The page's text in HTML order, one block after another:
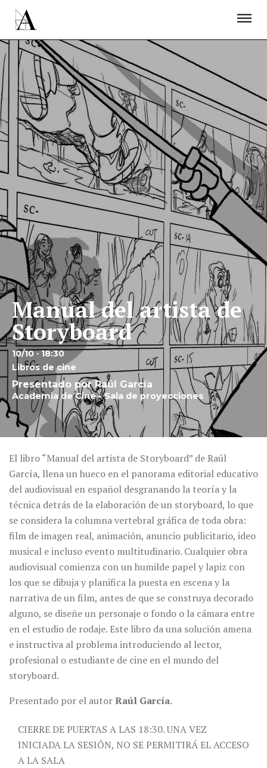
Manual del artista de
Storyboard
10/10 · 18:30
Libros de cine
Presentado por Raúl García
Academia de Cine - Sala de proyecciones
El libro “Manual del artista de Storyboard” de Raúl
García, llena un hueco en el panorama editorial educativo
del audiovisual en español desgranando la teoría y la
técnica detrás de la elaboración de un storyboard, lo que
se considera la columna vertebral gráfica de toda obra:
film de imagen real, animación, anuncio publicitario, ideo
musical e incluso evento multitudinario. Cualquier obra
audiovisual comienza con un humilde papel y lapiz con
los que se dibuja y planifica la puesta en escena y la
narrativa de un film, antes de que se construya decorado
alguno, se diseñe un personaje o fondo o la cámara entre
en el estudio de rodaje. Este libro da una solución amena
e instructiva al problema introduciendo al lector,
profesional o estudiante de cine en el mundo del
storyboard.
Presentado por el autorRaúl García.
CIERRE DE PUERTAS A LAS 18:30. UNA VEZ
INICIADA LA SESIÓN, NO SE PERMITIRÁ EL ACCESO
A LA SALA
ACTUALIDAD
PROYECTOS
RESIDENCIAS
ÚNETE A LA ACADEMIA DE CINE
NEWSLETTER